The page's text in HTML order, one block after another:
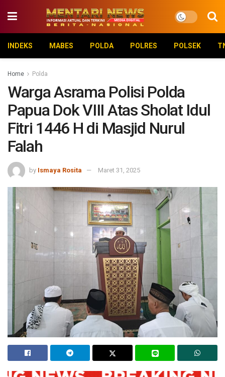
INDEKS MABES POLDA POLRES POLSEK
Home Polda
Warga Asrama Polisi Polda
Papua Dok VIII Atas Sholat Idul
Fitri 1446 H di Masjid Nurul
Falah
by Ismaya Rosita Maret 31, 2025